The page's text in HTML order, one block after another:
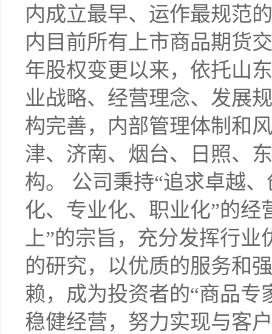
内成立最早、运作最规范
内目前所有上市商品期货
年股权变更以来，依托山
业战略、经营理念、发展
构完善，内部管理体制和
津、济南、烟台、日照、
构。 公司秉持“追求卓越
化、专业化、职业化”的经
上”的宗旨，充分发挥行
的研究，以优质的服务和
赖，成为投资者的“商品专
稳健经营，努力实现与客